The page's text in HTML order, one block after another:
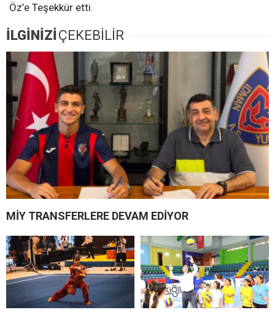
Öz’e Teşekkür etti.
İLGİNİZİÇEKEBİLİR
MİY TRANSFERLERE DEVAM EDİYOR